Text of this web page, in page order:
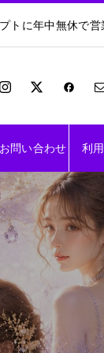
トに年中無休で
お問い合わせ 利